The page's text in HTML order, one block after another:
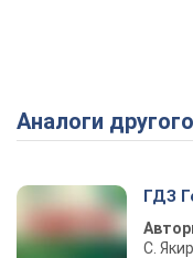
Аналоги
ГДЗ
С. Якир